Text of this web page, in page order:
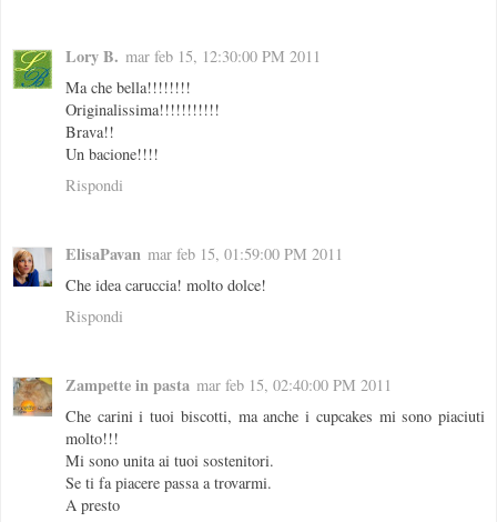
Lory B. mar feb 15, 12:30:00 PM 2011
Ma che bella!!!!!!!!
Originalissima!!!!!!!!!!!
Brava!!
Un bacione!!!!
Rispondi
ElisaPavan mar feb 15, 01:59:00 PM 2011
Che idea caruccia! molto dolce!
Rispondi
Zampette in pasta mar feb 15, 02:40:00 PM 2011
Che carini i tuoi biscotti, ma anche i cupcakes mi sono piaciuti
molto!!!
Mi sono unita ai tuoi sostenitori.
Se ti fa piacere passa a trovarmi.
A presto